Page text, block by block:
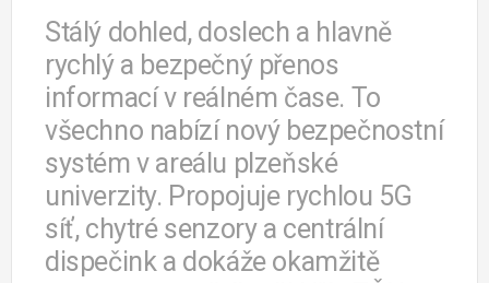
Stálý dohled, doslech a hlavně
rychlý a bezpečný přenos
informací v reálném čase. To
všechno nabízí nový bezpečnostní
systém v areálu plzeňské
univerzity. Propojuje rychlou 5G
síť, chytré senzory a centrální
dispečink a dokáže okamžitě